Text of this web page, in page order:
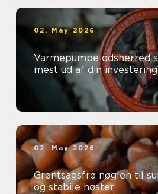
02. May 2026
Varmepumpe odsherred sådan får du
mest ud af din investering
02. May 2026
Grøntsagsfrø nøglen til sunde afgrøder
og stabile høster